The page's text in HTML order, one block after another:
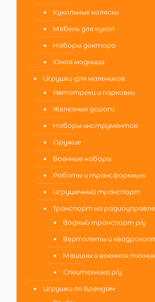
Кукольные коляски
Мебель для кукол
Наборы доктора
Юная модница
Игрушки для мальчиков
Автотреки и парковки
Железные дороги
Наборы инструментов
Оружие
Военные наборы
Роботы и трансформеры
Игрушечный транспорт
Транспорт на
Водный транспорт р/у
Вертолеты и
Машины и военная
Спецтехника р/у
Игрушки по Брендам